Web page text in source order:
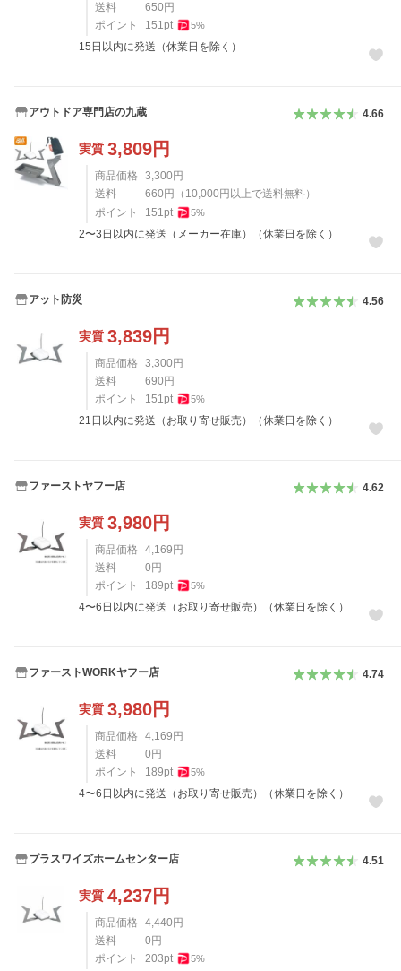
送料
650 円
ポイント
151pt 5%
15日以内に発送（休業日を除く）
アウトドア専門店の九蔵 4.66
実質 3,809円
商品価格 3,300 円
送料
660 円 （ 10,000 円以上で送料無料）
ポイント
151pt 5%
2〜3日以内に発送（メーカー在庫）（休業日を除く）
アット防災 4.56
実質 3,839円
商品価格 3,300 円
送料
690 円
ポイント
151pt 5%
21日以内に発送（お取り寄せ販売）（休業日を除く）
ファーストヤフー店 4.62
実質 3,980円
商品価格 4,169 円
送料
0 円
ポイント
189pt 5%
4〜6日以内に発送（お取り寄せ販売）（休業日を除く）
ファーストWORKヤフー店 4.74
実質 3,980円
商品価格 4,169 円
送料
0 円
ポイント
189pt 5%
4〜6日以内に発送（お取り寄せ販売）（休業日を除く）
プラスワイズホームセンター店 4.51
実質 4,237円
商品価格 4,440 円
送料
0 円
ポイント
203pt 5%